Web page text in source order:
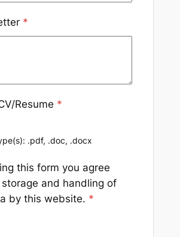
*
Resume *
.pdf, .doc, .docx
this form you agree
and handling of
by this website. *